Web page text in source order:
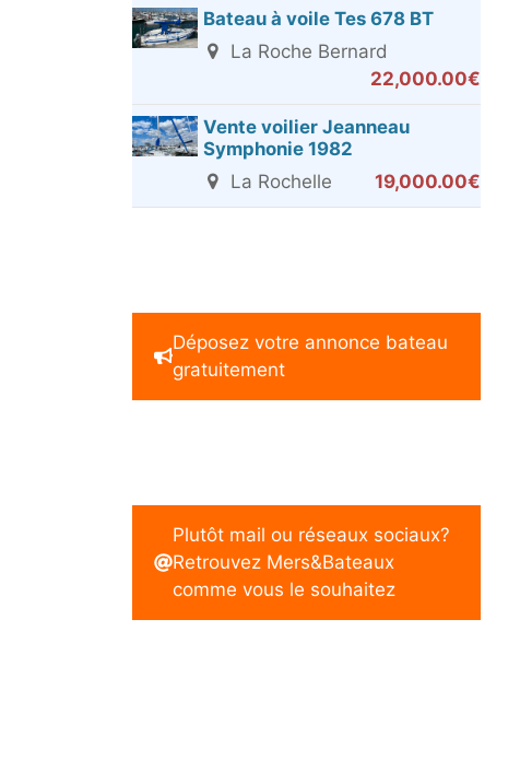
Bateau à voile Tes 678 BT
La Roche Bernard
22,000.00€
Vente voilier Jeanneau
Symphonie 1982
La Rochelle
19,000.00€
Déposez votre annonce bateau
gratuitement
Plutôt mail ou réseaux sociaux?
Retrouvez Mers&Bateaux
comme vous le souhaitez